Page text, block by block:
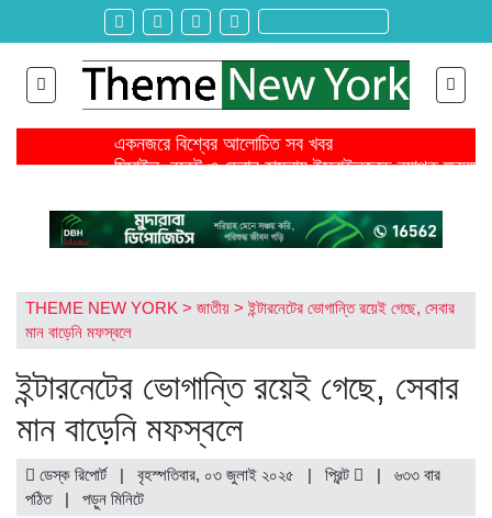
একনজরে বিশ্বের আলোচিত সব খবর
মিসাইল, রকেট ও ড্রোন হামলায় ইসরাইলজুড়ে ব্যাপক
ঐকমত্য কমিশনের বৈঠক থেকে বিএনপির ওয়াকআউট
এনসিপির সমাবেশে ছোটাছুটি, ড্রোনকে মিসাইল ভেবে গুজব
তৌকিরের সাথে সেদিন কী হয়েছিল বিমান দুর্ঘটনার আগে?
রাইসার জন্য আইসক্রিম আনতে গিয়ে বেঁচে যায় বড় বোন
বহিষ্কৃত ২ ছাত্রদল নেতা ও নিষিদ্ধ সংগঠন ছাত্রলীগ কর্মীর
THEME NEW YORK > জাতীয় > ইন্টারনেটের ভোগান্তি রয়েই গেছে, সেবার
মান বাড়েনি মফস্বলে
ইন্টারনেটের ভোগান্তি রয়েই গেছে, সেবার
মান বাড়েনি মফস্বলে
ডেস্ক রিপোর্ট | বৃহস্পতিবার, ০৩ জুলাই ২০২৫ | প্রিন্ট | ৬৩৩ বার
পঠিত
| পড়ুন মিনিটে